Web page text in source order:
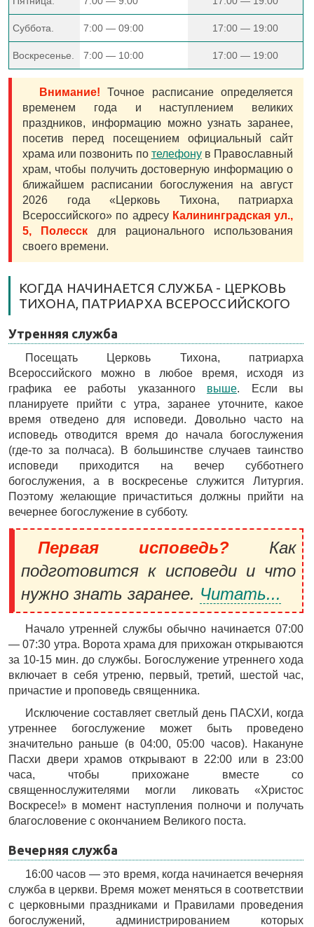
Суббота. 7:00 — 09:00 17:00 — 19:00
Воскресенье. 7:00 — 10:00 17:00 — 19:00
Внимание! Точное расписание определяется
временем года и наступлением великих
праздников, информацию можно узнать заранее,
посетив перед посещением официальный сайт
храма или позвонить по телефонув Православный
храм, чтобы получить достоверную информацию о
ближайшем расписании богослужения на август
2026 года «Церковь Тихона, патриарха
Всероссийского» по адресу Калининградская ул.,
5, Полесск для рационального использования
своего времени.
КОГДА НАЧИНАЕТСЯ СЛУЖБА - ЦЕРКОВЬ
ТИХОНА, ПАТРИАРХА ВСЕРОССИЙСКОГО
Утренняя служба
Посещать Церковь Тихона, патриарха
Всероссийского можно в любое время, исходя из
графика ее работы указанного выше. Если вы
планируете прийти с утра, заранее уточните, какое
время отведено для исповеди. Довольно часто на
исповедь отводится время до начала богослужения
(где-то за полчаса). В большинстве случаев таинство
исповеди приходится на вечер субботнего
богослужения, а в воскресенье служится Литургия.
Поэтому желающие причаститься должны прийти на
вечернее богослужение в субботу.
Первая исповедь? Как
подготовится к исповеди и что
нужно знать заранее. Читать...
Начало утренней службы обычно начинается 07:00
— 07:30 утра. Ворота храма для прихожан открываются
за 10-15 мин. до службы. Богослужение утреннего хода
включает в себя утреню, первый, третий, шестой час,
причастие и проповедь священника.
Исключение составляет светлый день ПАСХИ, когда
утреннее богослужение может быть проведено
значительно раньше (в 04:00, 05:00 часов). Накануне
Пасхи двери храмов открывают в 22:00 или в 23:00
часа, чтобы прихожане вместе со
священнослужителями могли ликовать «Христос
Воскресе!» в момент наступления полночи и получать
благословение с окончанием Великого поста.
Вечерняя служба
16:00 часов — это время, когда начинается вечерняя
служба в церкви. Время может меняться в соответствии
с церковными праздниками и Правилами проведения
богослужений, администрированием которых